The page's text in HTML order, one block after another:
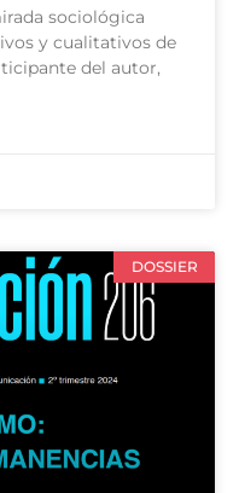
sociológica
y cualitativos de
del autor,
DOSSIER